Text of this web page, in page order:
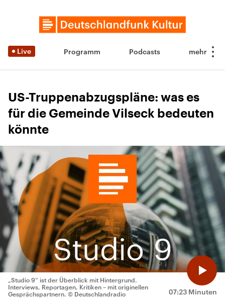
Live Programm Podcasts
US-Truppenabzugspläne: was es
für die Gemeinde Vilseck bedeuten
könnte
07:23 Minuten
„Studio 9“ ist der Überblick mit Hintergrund.
Interviews, Reportagen, Kritiken – mit originellen
Gesprächspartnern. © Deutschlandradio